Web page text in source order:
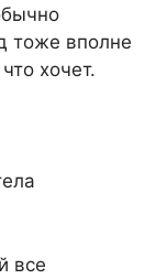
тоже вполне
хочет.
все